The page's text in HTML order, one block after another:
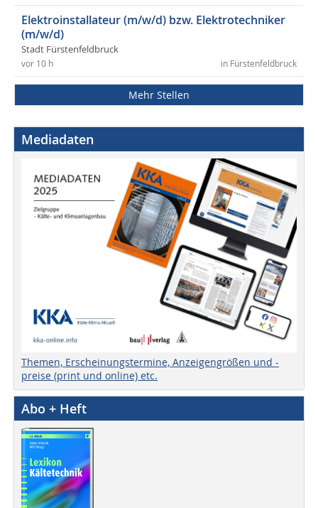
Elektroinstallateur (m/w/d) bzw. Elektrotechniker
(m/w/d)
Stadt Fürstenfeldbruck
in Fürstenfeldbruck
vor 10 h
Mehr Stellen
Mediadaten
Themen, Erscheinungstermine, Anzeigengrößen und -
preise (print und online) etc.
Abo + Heft